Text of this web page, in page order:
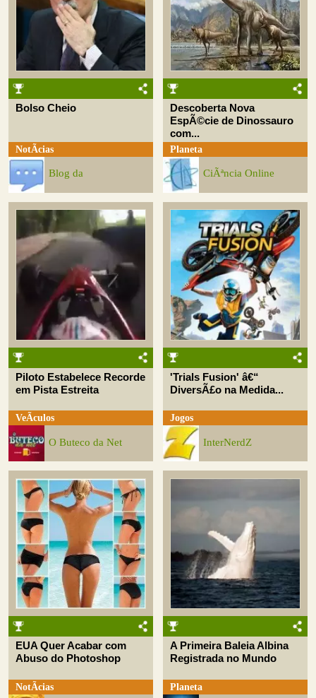
Bolso Cheio
NotÃ­cias
Blog da
Descoberta Nova
EspÃ©cie de Dinossauro
com...
Planeta
CiÃªncia Online
Piloto Estabelece Recorde
em Pista Estreita
VeÃ­culos
O Buteco da Net
'Trials Fusion' â€“
DiversÃ£o na Medida...
Jogos
InterNerdZ
EUA Quer Acabar com
Abuso do Photoshop
NotÃ­cias
A Primeira Baleia Albina
Registrada no Mundo
Planeta